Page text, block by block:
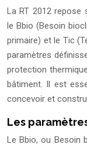
La RT 2012 repose
le Bbio (Besoin
primaire) et le Tic
paramètres
protection
bâtiment. Il est
concevoir et
Les
Le Bbio, ou Besoin